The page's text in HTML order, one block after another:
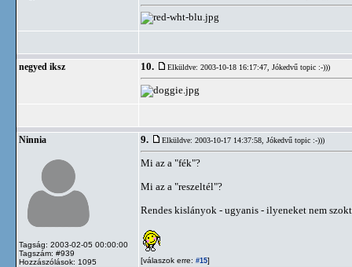
negyed iksz 10. Elküldve: 2003-10-18 16:17:47, Jókedvű topic :-)))
Ninnia
Tagság: 2003-02-05 00:00:00
Tagszám: #939
Hozzászólások: 1095
9. Elküldve: 2003-10-17 14:37:58, Jókedvű topic :-)))
Mi az a "fék"?
Mi az a "reszeltél"?
Rendes kislányok - ugyanis - ilyeneket nem
[válaszok erre: #15]